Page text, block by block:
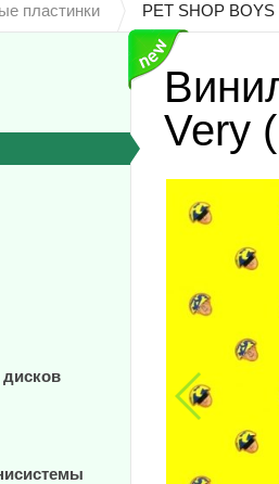
пластинки PET SHOP BOYS
Very